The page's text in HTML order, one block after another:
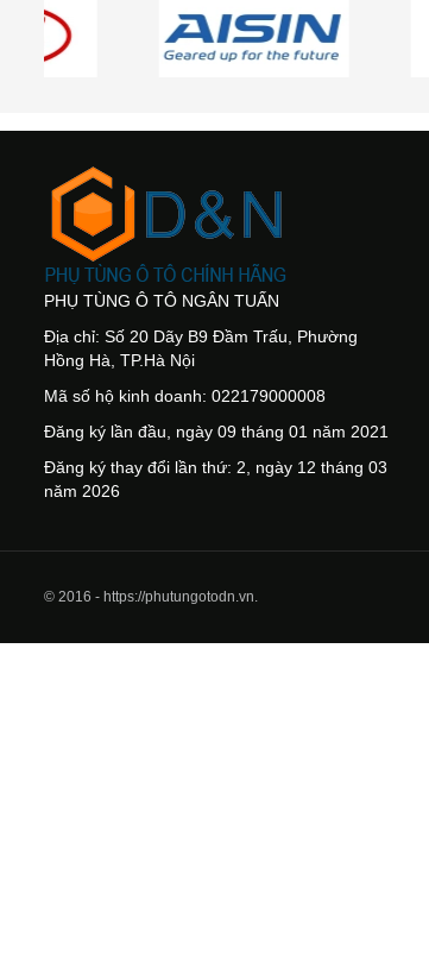
PHỤ TÙNG Ô TÔ NGÂN TUẤN
Địa chỉ: Số 20 Dãy B9 Đầm Trấu, Phường
Hồng Hà, TP.Hà Nội
Mã số hộ kinh doanh: 022179000008
Đăng ký lần đầu, ngày 09 tháng 01 năm 2021
Đăng ký thay đổi lần thứ: 2, ngày 12 tháng 03
năm 2026
© 2016 - https://phutungotodn.vn.